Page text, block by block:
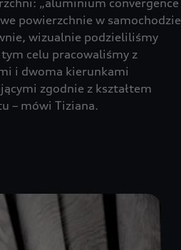
„aluminium convergence
powierzchnie w samochodzie
wizualnie podzieliliśmy
celu pracowaliśmy z
i dwoma kierunkami
zgodnie z kształtem
– mówi Tiziana.